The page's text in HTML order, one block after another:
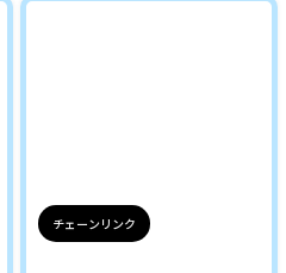
チェーンリンク